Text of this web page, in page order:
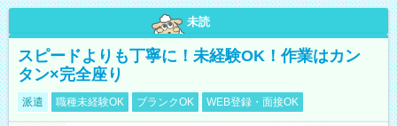
未読
スピードよりも丁寧に！未経験OK！作業はカン
タン×完全座り
派遣 職種未経験OK ブランクOK WEB登録・面接OK